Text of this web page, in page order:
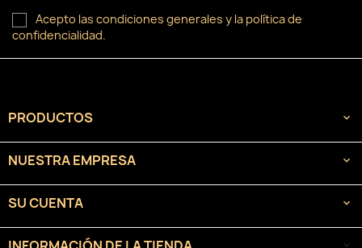
Acepto las condiciones generales y la política de
confidencialidad.
PRODUCTOS 
NUESTRA EMPRESA 
SU CUENTA 
keyboard_arrow_down